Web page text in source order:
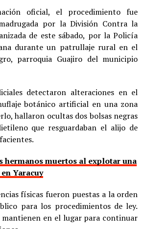
oficial, el procedimiento fue
por la División Contra la
de este sábado, por la Policía
durante un patrullaje rural en el
parroquia Guajiro del municipio
detectaron alteraciones en el
botánico artificial en una zona
hallaron ocultas dos bolsas negras
que resguardaban el alijo de
hermanos muertos al explotar una
Yaracuy
físicas fueron puestas a la orden
para los procedimientos de ley.
mantienen en el lugar para continuar